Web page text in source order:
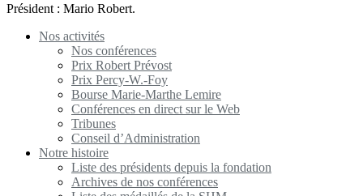
Président : Mario Robert.
Nos activités
Nos conférences
Prix Robert Prévost
Prix Percy-W.-Foy
Bourse Marie-Marthe Lemire
Conférences en direct sur le Web
Tribunes
Conseil d’Administration
Notre histoire
Liste des présidents depuis la fondation
Archives de nos conférences